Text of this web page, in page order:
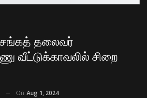
சங்கத் தலைவர்
வீட்டுக்காவலில் சிறை
On Aug 1, 2024